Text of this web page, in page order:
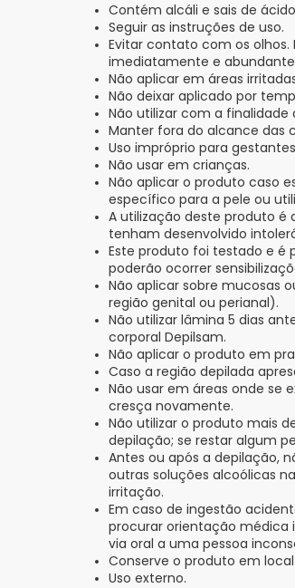
Contém alcáli e sais de
Seguir as instruções de uso.
Evitar contato com os
imediatamente e
Não aplicar em áreas
Não deixar aplicado por
Não utilizar com a finalidade
Manter fora do alcance das
Uso impróprio para
Não usar em crianças.
Não aplicar o produto caso
específico para a pele ou
A utilização deste produto é
tenham desenvolvido
Este produto foi testado e é
poderão ocorrer
Não aplicar sobre mucosas
região genital ou perianal).
Não utilizar lâmina 5 dias
corporal Depilsam.
Não aplicar o produto em
Caso a região depilada
Não usar em áreas onde se
cresça novamente.
Não utilizar o produto mais
depilação; se restar algum
Antes ou após a depilação,
outras soluções alcoólicas
irritação.
Em caso de ingestão
procurar orientação médica
via oral a uma pessoa
Conserve o produto em
Uso externo.